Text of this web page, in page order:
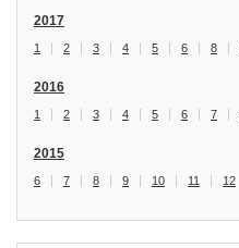
2017
1 2 3 4 5 6 8
2016
1 2 3 4 5 6 7
2015
6 7 8 9 10 11 12